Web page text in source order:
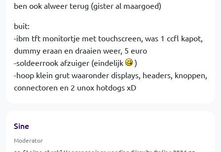
ben ook alweer terug (gister al maargoed)
buit:
-ibm tft monitortje met touchscreen, was 1 ccfl kapot,
dummy eraan en draaien weer, 5 euro
-soldeerrook afzuiger (eindelijk
)
-hoop klein grut waaronder displays, headers, knoppen,
connectoren en 2 unox hotdogs xD
Sine
Moderator